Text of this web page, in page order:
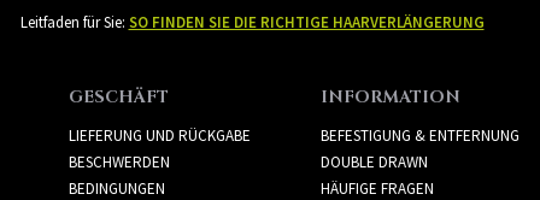
Leitfaden für Sie: SO FINDEN SIE DIE RICHTIGE HAARVERLÄNGERUNG
GESCHÄFT
LIEFERUNG UND RÜCKGABE
BESCHWERDEN
BEDINGUNGEN
INFORMATION
BEFESTIGUNG & ENTFERNUNG
DOUBLE DRAWN
HÄUFIGE FRAGEN